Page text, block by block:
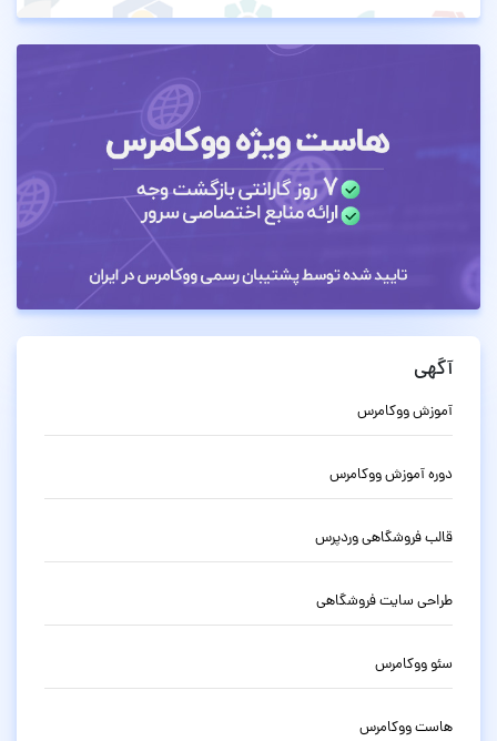
آگهی
آموزش ووکامرس
دوره آموزش ووکامرس
قالب فروشگاهی وردپرس
طراحی سایت فروشگاهی
سئو ووکامرس
هاست ووکامرس